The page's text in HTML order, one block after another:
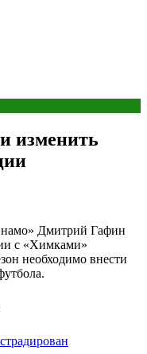
изменить
Дмитрий Гафин
с «Химками»
необходимо внести